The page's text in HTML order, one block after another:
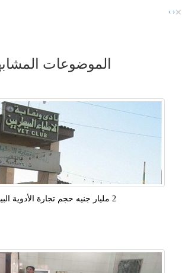
‹
› ×
الموضوعات
2 مليار جنيه حجم تجارة الأدوية البيطرية